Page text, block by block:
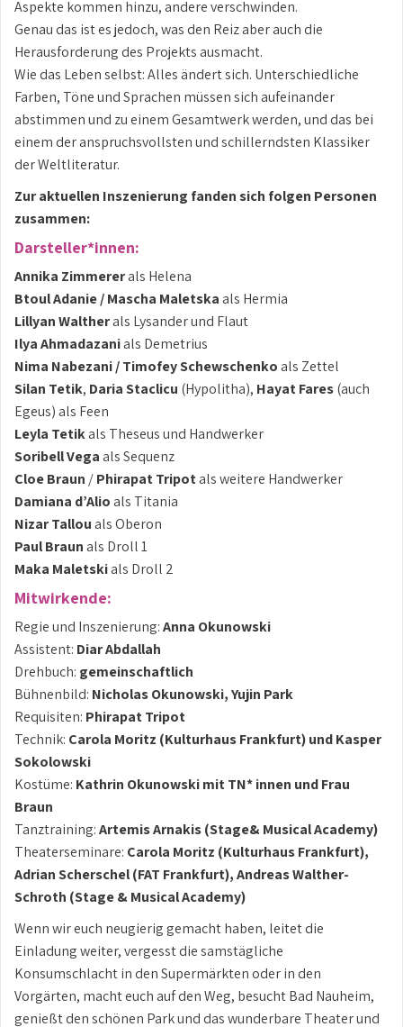
Aspekte kommen hinzu, andere verschwinden.
Genau das ist es jedoch, was den Reiz aber auch die
Herausforderung des Projekts ausmacht.
Wie das Leben selbst: Alles ändert sich. Unterschiedliche
Farben, Töne und Sprachen müssen sich aufeinander
abstimmen und zu einem Gesamtwerk werden, und das bei
einem der anspruchsvollsten und schillerndsten Klassiker
der Weltliteratur.
Zur aktuellen Inszenierung fanden sich folgen Personen
zusammen:
Darsteller*innen:
Annika Zimmererals Helena
Btoul Adanie / Mascha Maletskaals Hermia
Lillyan Waltherals Lysander und Flaut
Ilya Ahmadazanials Demetrius
Nima Nabezani / Timofey Schewschenkoals Zettel
Silan Tetik, Daria Staclicu (Hypolitha), Hayat Fares(auch
Egeus) als Feen
Leyla Tetikals Theseus und Handwerker
Soribell Vegaals Sequenz
Cloe Braun /Phirapat Tripotals weitere Handwerker
Damiana d’Alioals Titania
Nizar Tallouals Oberon
Paul Braunals Droll 1
Maka Maletskials Droll 2
Mitwirkende:
Regie und Inszenierung:Anna Okunowski
Assistent: Diar Abdallah
Drehbuch: gemeinschaftlich
Bühnenbild: Nicholas Okunowski, Yujin Park
Requisiten: Phirapat Tripot
Technik: Carola Moritz (Kulturhaus Frankfurt) und Kasper
Sokolowski
Kostüme: Kathrin Okunowski mit TN* innen und Frau
Braun
Tanztraining:Artemis Arnakis (Stage& Musical Academy)
Theaterseminare: Carola Moritz (Kulturhaus Frankfurt),
Adrian Scherschel (FAT Frankfurt), Andreas Walther-
Schroth (Stage & Musical Academy)
Wenn wir euch neugierig gemacht haben, leitet die
Einladung weiter, vergesst die samstägliche
Konsumschlacht in den Supermärkten oder in den
Vorgärten, macht euch auf den Weg, besucht Bad Nauheim,
genießt den schönen Park und das wunderbare Theater und